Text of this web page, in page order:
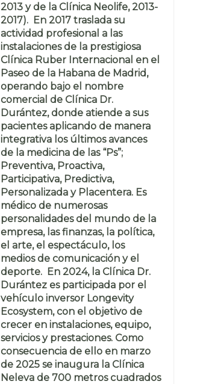
2013 y de la Clínica Neolife, 2013-
2017). En 2017 traslada su
actividad profesional a las
instalaciones de la prestigiosa
Clínica Ruber Internacional en el
Paseo de la Habana de Madrid,
operando bajo el nombre
comercial de Clínica Dr.
Durántez, donde atiende a sus
pacientes aplicando de manera
integrativa los últimos avances
de la medicina de las “Ps”;
Preventiva, Proactiva,
Participativa, Predictiva,
Personalizada y Placentera. Es
médico de numerosas
personalidades del mundo de la
empresa, las finanzas, la política,
el arte, el espectáculo, los
medios de comunicación y el
deporte. En 2024, la Clínica Dr.
Durántez es participada por el
vehículo inversor Longevity
Ecosystem, con el objetivo de
crecer en instalaciones, equipo,
servicios y prestaciones. Como
consecuencia de ello en marzo
de 2025 se inaugura la Clínica
Neleva de 700 metros cuadrados